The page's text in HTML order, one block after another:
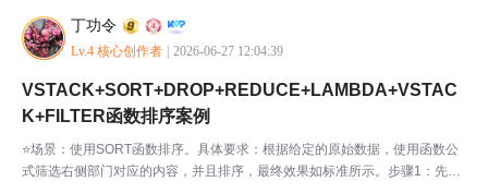
丁功令
Lv.4 核心创作者 2026-06-27 12:04:39
VSTACK+SORT+DROP+REDUCE+LAMBDA+VSTAC
K+FILTER函数排序案例
⭐场景：使用SORT函数排序。具体要求：根据给定的原始数据，使用函数公
式筛选右侧部门对应的内容，并且排序，最终效果如标准所示。步骤1：先打